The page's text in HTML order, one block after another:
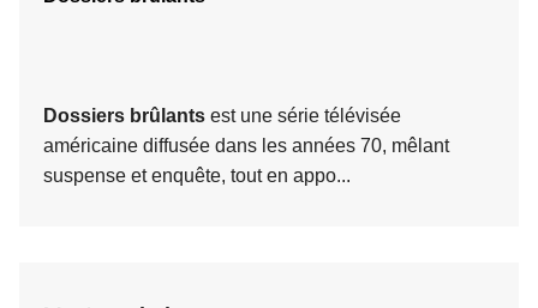
Dossiers brûlants est une série télévisée
américaine diffusée dans les années 70, mêlant
suspense et enquête, tout en appo...